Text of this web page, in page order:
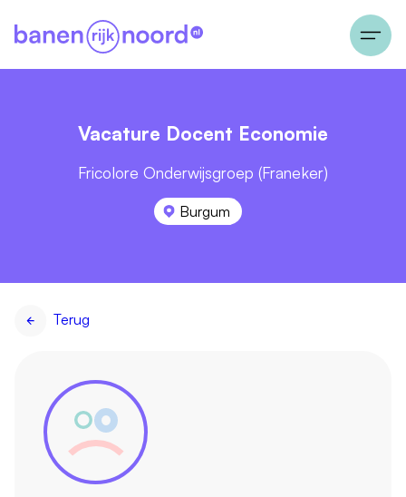
Vacature Docent Economie
Fricolore Onderwijsgroep (Franeker)
Burgum
Terug